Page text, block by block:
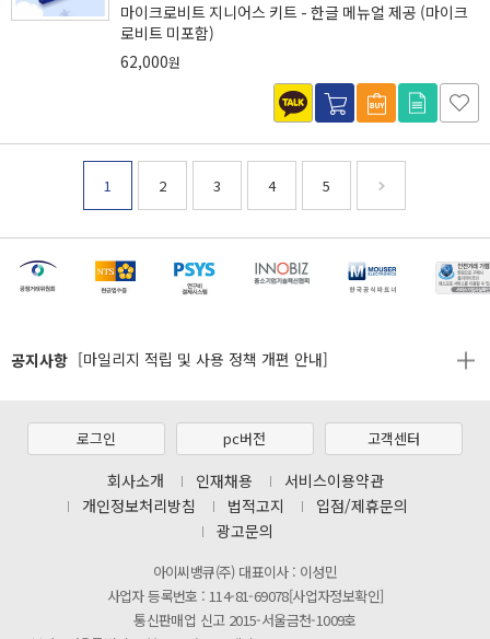
마이크로비트 지니어스 키트 - 한글 메뉴얼 제공 (마이크
로비트 미포함)
62,000원
1 2 3 4 5
공지사항
[마일리지 적립 및 사용 정책 개편 안내]
제31기 정기주주총회 소집통지서
[2026년 8월 신용카드 무이자 행사 안내]
[마일리지 적립 및 사용 정책 개편 안내]
로그인 pc버전 고객센터
회사소개 인재채용
서비스이용약관
개인정보처리방침
법적고지
입점/제휴문의
광고문의
아이씨뱅큐(주) 대표이사 : 이성민
사업자 등록번호 : 114-81-69078[사업자정보확인]
통신판매업 신고 2015-서울금천-1009호